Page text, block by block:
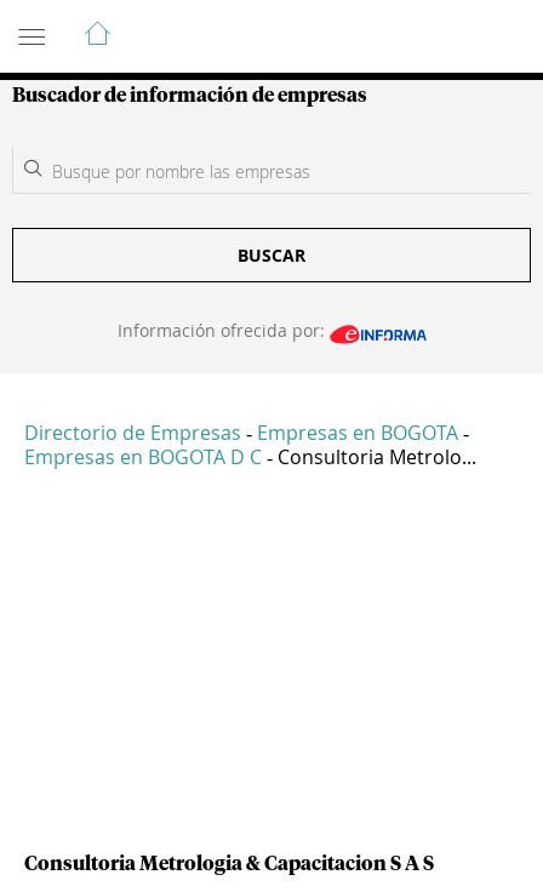
Guía de Empresas Colombianas
Buscador de información de empresas
BUSCAR
Información ofrecida por:
Directorio de Empresas - Empresas en BOGOTA -
Empresas en BOGOTA D C - Consultoria Metrolo...
Consultoria Metrologia & Capacitacion S A S